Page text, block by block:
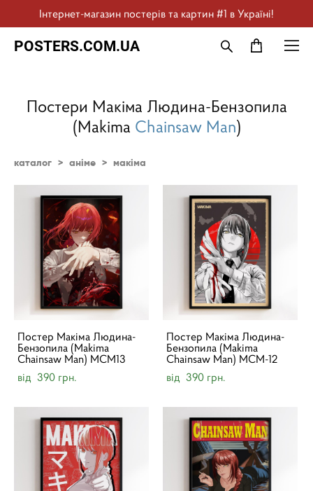
Інтернет-магазин постерів та картин #1 в Україні!
POSTERS.COM.UA
Постери Макіма Людина-Бензопила
(Makima Chainsaw Man)
каталог > аніме > макіма
Постер Макіма Людина-
Бензопила (Makima
Chainsaw Man) MCM13
від 390 грн.
Постер Макіма Людина-
Бензопила (Makima
Chainsaw Man) MCM-12
від 390 грн.